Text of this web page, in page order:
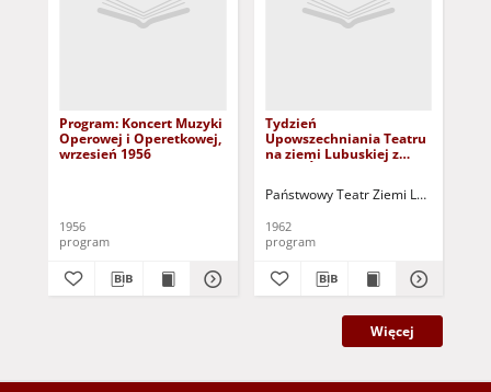
Program: Koncert Muzyki
Operowej i Operetkowej,
wrzesień 1956
1956
program
Tydzień
Upowszechniania Teatru
na ziemi Lubuskiej z
Kongresu Związków
marca 1962 r.]
Państwowy Teatr Ziemi Lubuskiej w
1962
program
Więcej